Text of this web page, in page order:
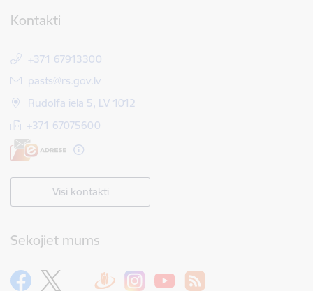
Kontakti
+371 67913300
E-pasts:
pasts@rs.gov.lv
Rūdolfa iela 5, LV 1012
+371 67075600
Visi kontakti
Sekojiet mums